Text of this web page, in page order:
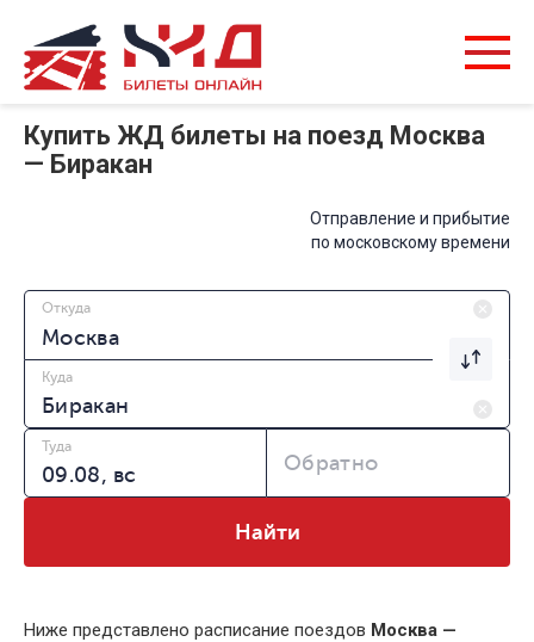
Купить ЖД билеты на поезд Москва
— Биракан
Отправление и прибытие
по московскому времени
Откуда
Куда
Туда
Обратно
Найти
Ниже представлено расписание поездов Москва —